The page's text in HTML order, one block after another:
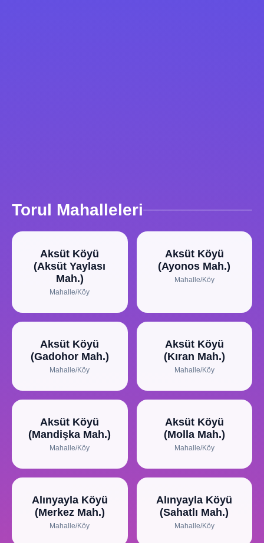
Torul Mahalleleri
Aksüt Köyü
(Aksüt Yaylası
Mah.)
Mahalle/Köy
Aksüt Köyü
(Ayonos Mah.)
Mahalle/Köy
Aksüt Köyü
(Gadohor Mah.)
Mahalle/Köy
Aksüt Köyü
(Kıran Mah.)
Mahalle/Köy
Aksüt Köyü
(Mandişka Mah.)
Mahalle/Köy
Aksüt Köyü
(Molla Mah.)
Mahalle/Köy
Alınyayla Köyü
(Merkez Mah.)
Mahalle/Köy
Alınyayla Köyü
(Sahatlı Mah.)
Mahalle/Köy